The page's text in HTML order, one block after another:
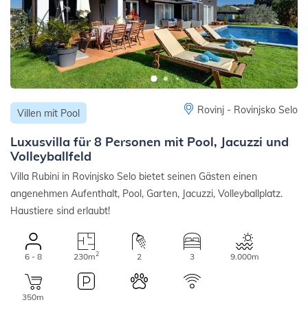
Villen mit Pool Rovinj - Rovinjsko Selo
Luxusvilla für 8 Personen mit Pool, Jacuzzi und
Volleyballfeld
Villa Rubini in Rovinjsko Selo bietet seinen Gästen einen
angenehmen Aufenthalt, Pool, Garten, Jacuzzi, Volleyballplatz.
Haustiere sind erlaubt!
6 - 8 230m2 2 3 9.000m
350m